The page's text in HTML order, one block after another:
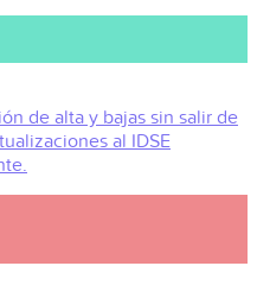
de alta y bajas sin salir de
al IDSE